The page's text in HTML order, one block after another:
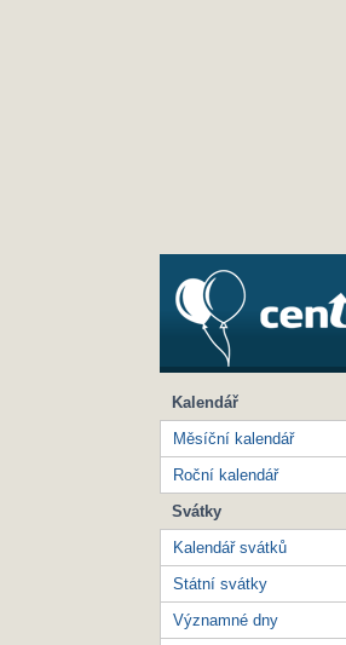
Kalendář
Měsíční kalendář
Roční kalendář
Svátky
Kalendář svátků
Státní svátky
Významné dny